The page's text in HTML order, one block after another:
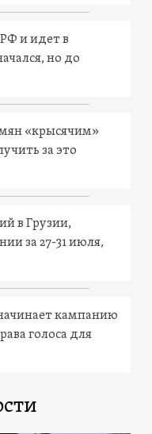
и идет в
но до
«крысячим»
за это
в Грузии,
за 27-31 июля,
кампанию
голоса для